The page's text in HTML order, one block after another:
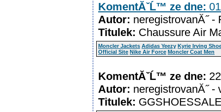
KomentĂˇĹ™ ze dne:
Autor: neregistrovanĂ˝
Titulek: Chaussure Air
Moncler Jackets Adidas Yeezy Kyrie Irving
Official Site Nike Air Force Moncler Coat Men
KomentĂˇĹ™ ze dne:
Autor: neregistrovanĂ˝
Titulek: